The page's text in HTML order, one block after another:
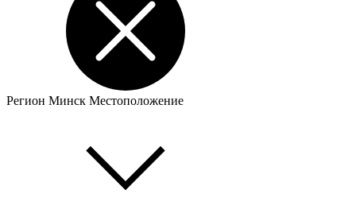
Регион Минск Местоположение